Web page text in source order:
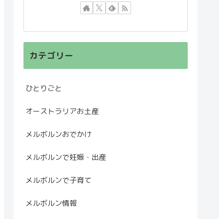
カテゴリー
ひとりごと
オーストラリアお土産
メルボルンおでかけ
メルボルンで妊娠・出産
メルボルンで子育て
メルボルン情報